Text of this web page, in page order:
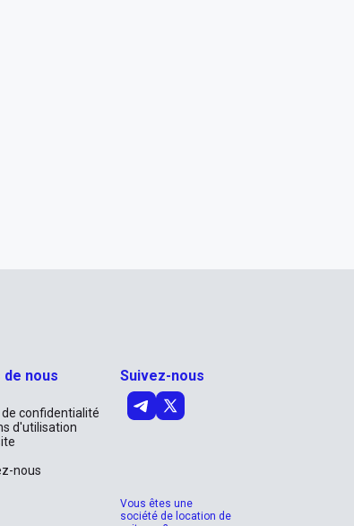
nous
de confidentialité
d'utilisation
nous
Suivez-nous
Vous êtes une
société de location de